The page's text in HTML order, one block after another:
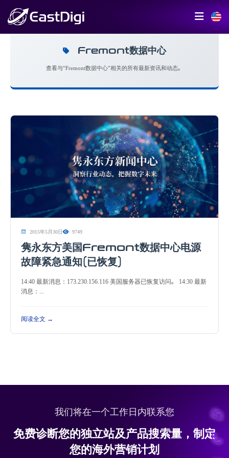
Fremont数据中心
查看与“Fremont数据中心”相关的所有最新资讯和动态。
2015年5月30日 9749
隽永东方美国Fremont数据中心电源
故障紧急通知(已恢复)
14:40 最新消息：173.230.156.116 美国服务器已恢复访问。 14:30 最新
消息：...
阅读全文 →
我们将在一个工作日内联系您
免费诊断您的独立站及产品搜索量，制定
您的海外营销计划